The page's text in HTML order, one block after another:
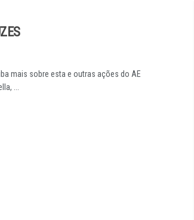
mais sobre esta e outras ações do AE
...